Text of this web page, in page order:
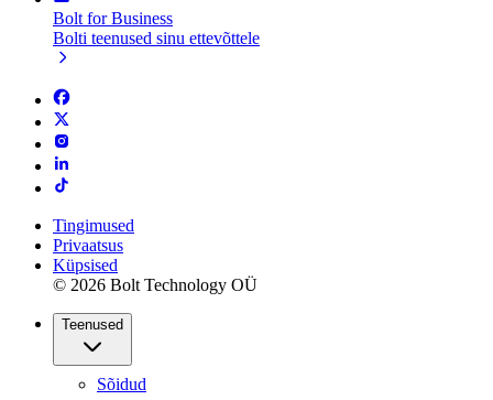
Bolt for Business
Bolti teenused sinu ettevõttele
Tingimused
Privaatsus
Küpsised
© 2026 Bolt Technology OÜ
Teenused
Sõidud